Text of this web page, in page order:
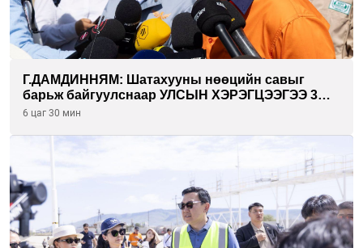
Г.ДАМДИННЯМ: Шатахууны нөөцийн савыг
барьж байгуулснаар УЛСЫН ХЭРЭГЦЭЭГЭЭ 3
САРААР НӨӨЦЛӨДӨГ болно
6 цаг 30 мин